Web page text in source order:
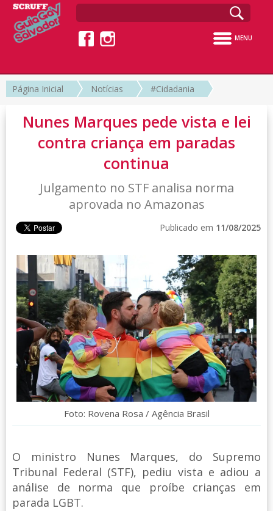
MENU
Página Inicial Notícias #Cidadania
Nunes Marques pede vista e lei
contra criança em paradas
continua
Julgamento no STF analisa norma
aprovada no Amazonas
Publicado em 11/08/2025
Foto: Rovena Rosa / Agência Brasil
O ministro Nunes Marques, do Supremo
Tribunal Federal (STF), pediu vista e adiou a
análise de norma que proíbe crianças em
parada LGBT.